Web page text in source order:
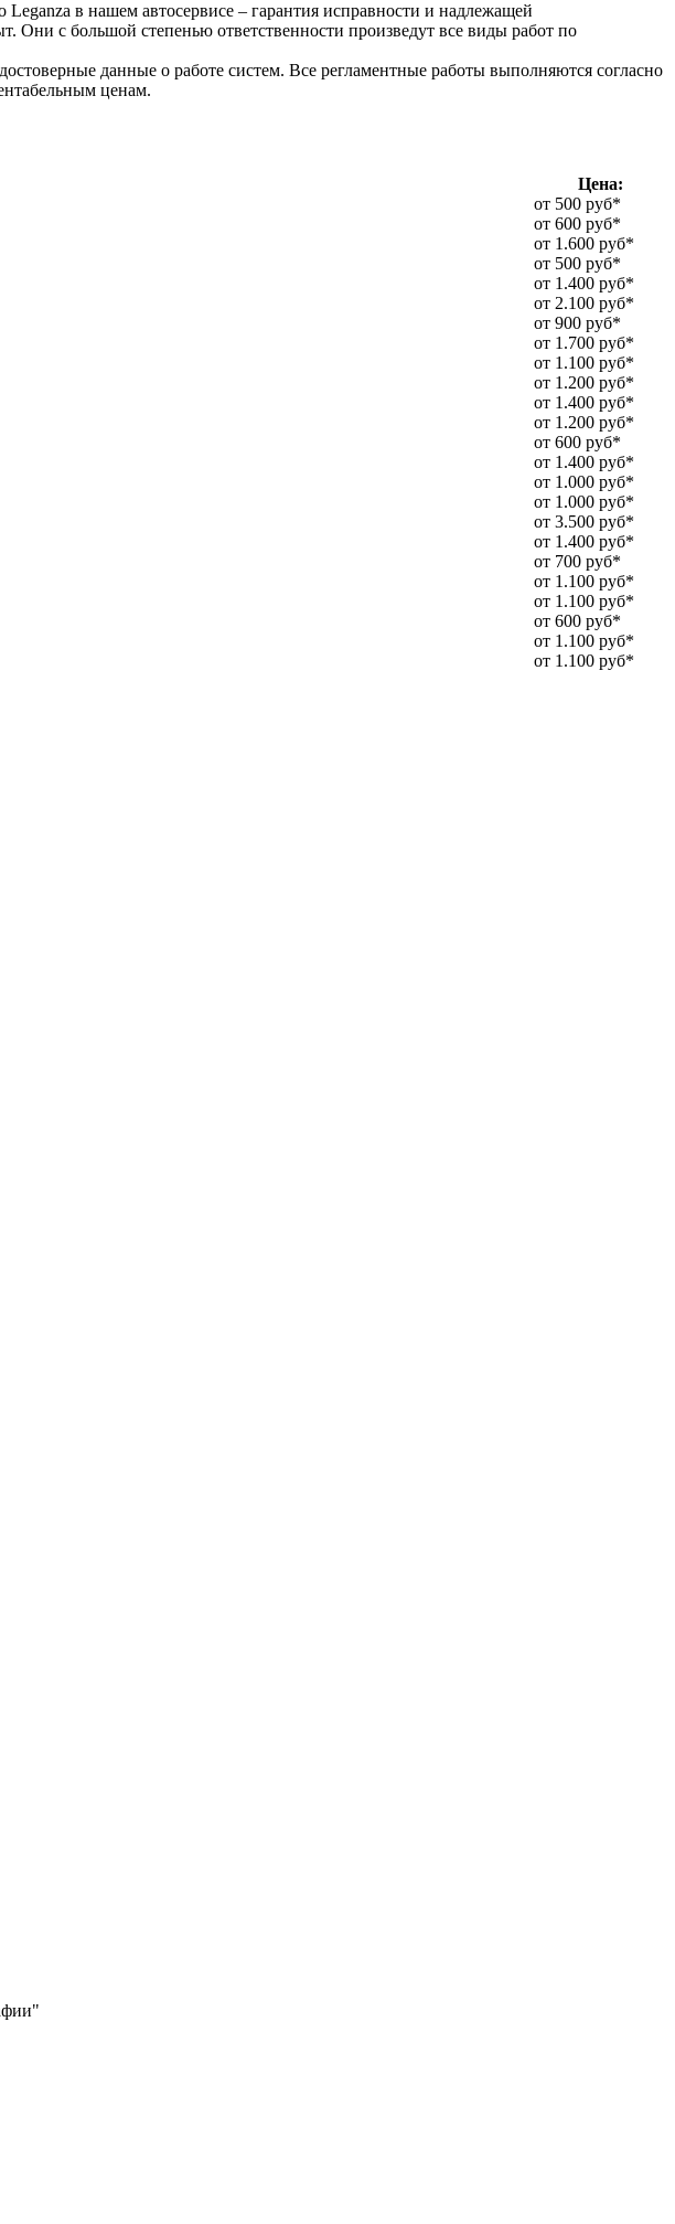
в нашем автосервисе – гарантия исправности и надлежащей
с большой степенью ответственности произведут все виды работ по
данные о работе систем. Все регламентные работы выполняются согласно
ценам.
Цена:
от 500 руб*
от 600 руб*
от 1.600 руб*
от 500 руб*
от 1.400 руб*
от 2.100 руб*
от 900 руб*
от 1.700 руб*
от 1.100 руб*
от 1.200 руб*
от 1.400 руб*
от 1.200 руб*
от 600 руб*
от 1.400 руб*
от 1.000 руб*
от 1.000 руб*
от 3.500 руб*
от 1.400 руб*
от 700 руб*
от 1.100 руб*
от 1.100 руб*
от 600 руб*
от 1.100 руб*
от 1.100 руб*